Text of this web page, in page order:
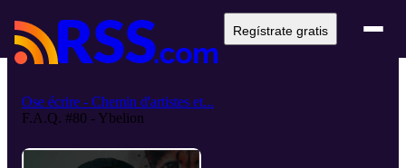
Regístrate gratis
Ose écrire - Chemin d'artistes et...
F.A.Q. #80 - Ybelion